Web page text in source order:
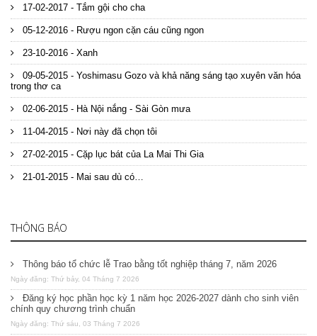
17-02-2017 - Tắm gội cho cha
05-12-2016 - Rượu ngon cặn cáu cũng ngon
23-10-2016 - Xanh
09-05-2015 - Yoshimasu Gozo và khả năng sáng tạo xuyên văn hóa
trong thơ ca
02-06-2015 - Hà Nội nắng - Sài Gòn mưa
11-04-2015 - Nơi này đã chọn tôi
27-02-2015 - Cặp lục bát của La Mai Thi Gia
21-01-2015 - Mai sau dù có…
THÔNG BÁO
Thông báo tổ chức lễ Trao bằng tốt nghiệp tháng 7, năm 2026
Ngày đăng: Thứ bảy, 04 Tháng 7 2026
Đăng ký học phần học kỳ 1 năm học 2026-2027 dành cho sinh viên
chính quy chương trình chuẩn
Ngày đăng: Thứ sáu, 03 Tháng 7 2026